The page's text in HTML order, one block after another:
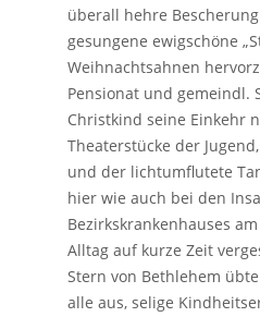
überall hehre
gesungene ewigschöne
Weihnachtsahnen
Pensionat und gemeindl.
Christkind seine Einkehr
Theaterstücke der
und der lichtumflutete
hier wie auch bei den
Bezirkskrankenhauses
Alltag auf kurze Zeit
Stern von Bethlehem
alle aus, selige